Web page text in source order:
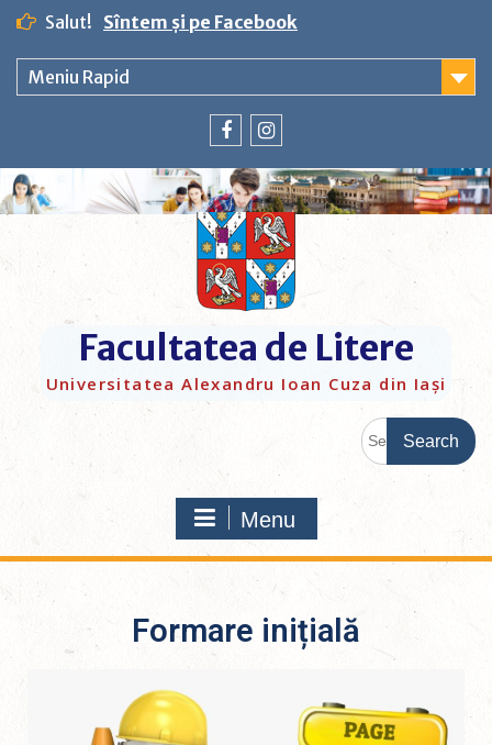
Salut! Sîntem și pe Facebook
Meniu Rapid
Facultatea de Litere
Universitatea Alexandru Ioan Cuza din Iași
Menu
Formare inițială